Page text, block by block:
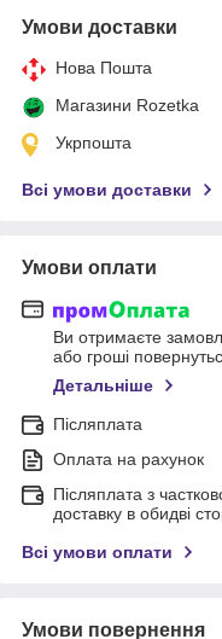
Умови доставки
Нова Пошта
Магазини Rozetka
Укрпошта
Всі умови доставки
Умови оплати
Ви отримаєте
або гроші
Детальніше
Післяплата
Оплата на рахунок
Післяплата з
доставку в обидві
Всі умови оплати
Умови повернення